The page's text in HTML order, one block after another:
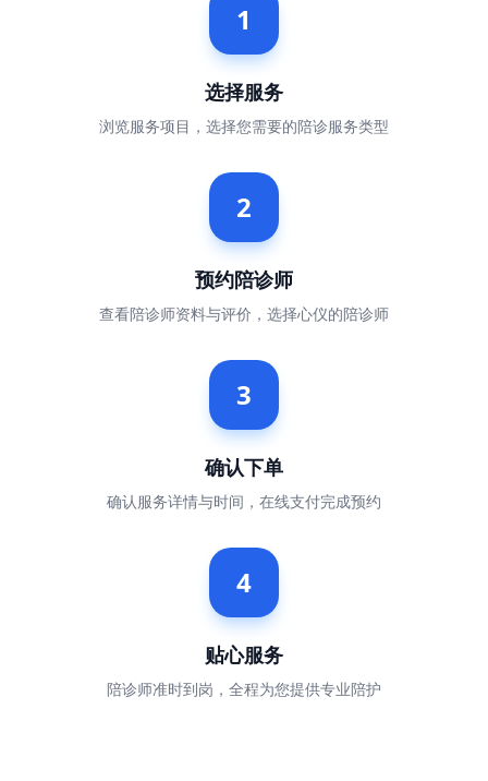
1
选择服务
浏览服务项目，选择您需要的陪诊服务类型
2
预约陪诊师
查看陪诊师资料与评价，选择心仪的陪诊师
3
确认下单
确认服务详情与时间，在线支付完成预约
4
贴心服务
陪诊师准时到岗，全程为您提供专业陪护